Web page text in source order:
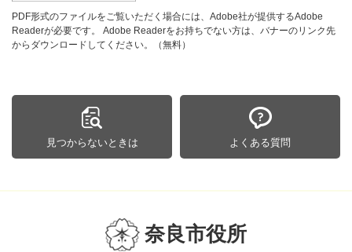
PDF形式のファイルをご覧いただく場合には、Adobe社が提供するAdobe
Readerが必要です。
Adobe Readerをお持ちでない方は、バナーのリンク先
からダウンロードしてください。（無料）
見つからないときは よくある質問
奈良市役所